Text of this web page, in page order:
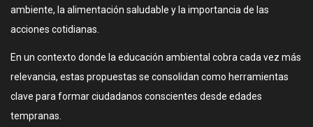
ambiente, la alimentación saludable y la importancia de las
acciones cotidianas.
En un contexto donde la educación ambiental cobra cada vez más
relevancia, estas propuestas se consolidan como herramientas
clave para formar ciudadanos conscientes desde edades
tempranas.